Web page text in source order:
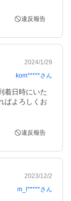
違反報告
2024/1/29
kom*****さん
着日時にいた
ばよろしくお
違反報告
2023/12/2
m_l*****さん